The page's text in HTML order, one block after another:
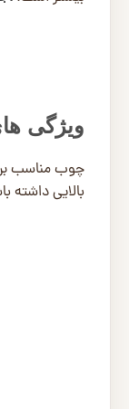
ویژگی
چوب مناسب
بالایی داشته